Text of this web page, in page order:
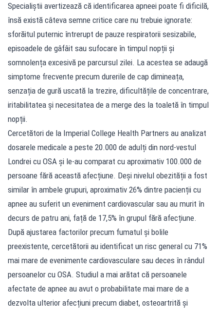
Specialiștii avertizează că identificarea apneei poate fi dificilă,
însă există câteva semne critice care nu trebuie ignorate:
sforăitul puternic întrerupt de pauze respiratorii sesizabile,
episoadele de gâfâit sau sufocare în timpul nopții și
somnolența excesivă pe parcursul zilei. La acestea se adaugă
simptome frecvente precum durerile de cap dimineața,
senzația de gură uscată la trezire, dificultățile de concentrare,
iritabilitatea și necesitatea de a merge des la toaletă în timpul
nopții.
Cercetători de la Imperial College Health Partners au analizat
dosarele medicale a peste 20.000 de adulți din nord-vestul
Londrei cu OSA și le-au comparat cu aproximativ 100.000 de
persoane fără această afecțiune. Deși nivelul obezității a fost
similar în ambele grupuri, aproximativ 26% dintre pacienții cu
apnee au suferit un eveniment cardiovascular sau au murit în
decurs de patru ani, față de 17,5% în grupul fără afecțiune.
După ajustarea factorilor precum fumatul și bolile
preexistente, cercetătorii au identificat un risc general cu 71%
mai mare de evenimente cardiovasculare sau deces în rândul
persoanelor cu OSA. Studiul a mai arătat că persoanele
afectate de apnee au avut o probabilitate mai mare de a
dezvolta ulterior afecțiuni precum diabet, osteoartrită și